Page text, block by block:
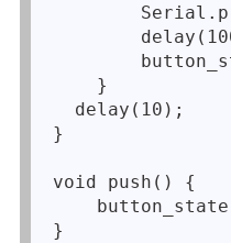
    }
  delay(10);
}
void push() {